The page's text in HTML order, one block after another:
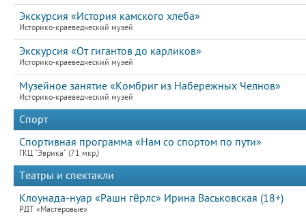
Экскурсия «История камского хлеба»
Историко-краеведческий музей
Экскурсия «От гигантов до карликов»
Историко-краеведческий музей
Музейное занятие «Комбриг из Набережных Челнов»
Историко-краеведческий музей
Спорт
Спортивная программа «Нам со спортом по пути»
ГКЦ "Эврика" (71 мкр,)
Театры и спектакли
Клоунада-нуар «Рашн гёрлс» Ирина Васьковская (18+)
РДТ «Мастеровые»